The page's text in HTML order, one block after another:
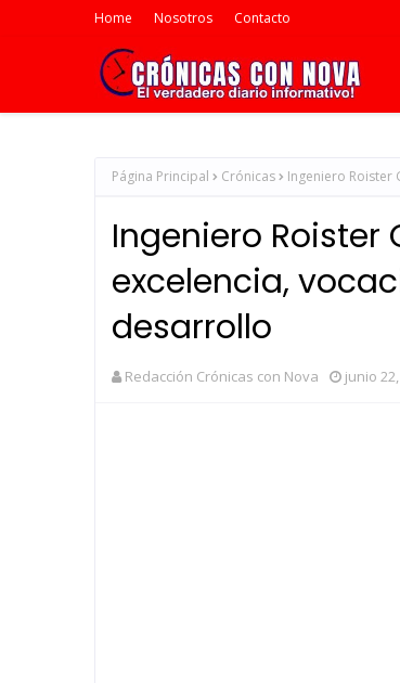
Home Nosotros Contacto
Página Principal Crónicas Ingeniero Roister
Ingeniero
excelencia,
desarrollo
Redacción Crónicas con Nova junio